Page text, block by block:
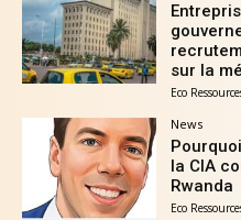
sur la
Eco
News
la CIA
Rwanda
Eco